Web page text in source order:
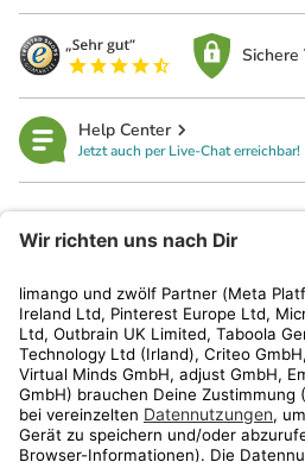
Sichere
Help Center
Jetzt auch per Live-Chat erreichbar!
Kundenservice
Shop
Aktionen